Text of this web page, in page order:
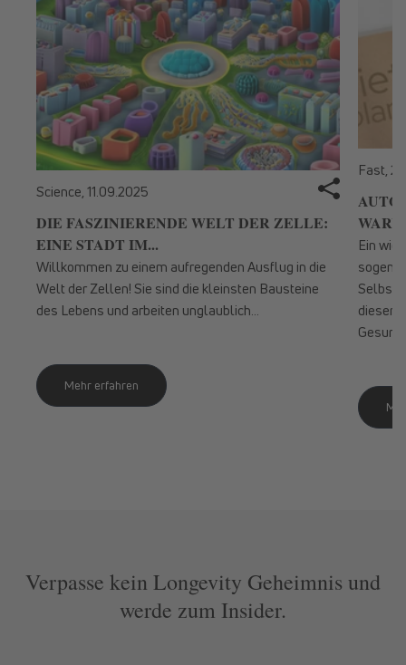
Science, 11.09.2025
DIE FASZINIERENDE WELT DER ZELLE:
EINE STADT IM...
Willkommen zu einem aufregenden Ausflug in die
Welt der Zellen! Sie sind die kleinsten Bausteine
des Lebens und arbeiten unglaublich...
Mehr erfahren
Fast,
Ein
diesem
Verpasse kein Longevity Geheimnis und
werde zum Insider.